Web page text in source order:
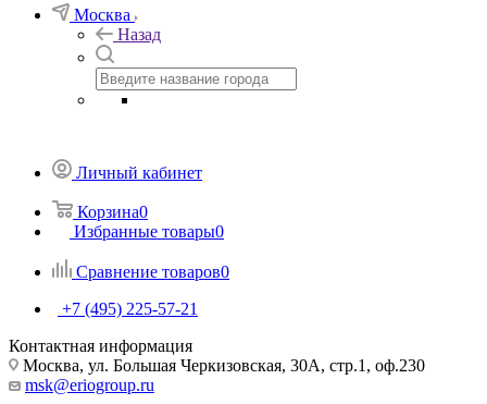
Москва
Назад
Личный кабинет
Корзина0
Избранные товары0
Сравнение товаров0
+7 (495) 225-57-21
Контактная информация
Москва, ул. Большая Черкизовская, 30А, стр.1, оф.230
msk@eriogroup.ru